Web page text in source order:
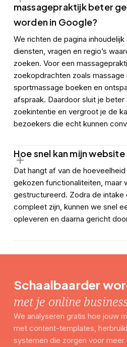
massagepraktijk beter
worden in Google?
We richten de pagina
diensten, vragen en regio’s
zoeken. Voor een
zoekopdrachten zoals massage
sportmassage boeken en
afspraak. Daardoor sluit je beter
zoekintentie en vergroot je de
bezoekers die echt kunnen
Hoe snel kan mijn
Dat hangt af van de
gekozen functionaliteiten, maar
gestructureerd. Zodra de intake
compleet zijn, kunnen we snel
opleveren en daarna gericht
Schaalbaarder
met je online
We analyseren gratis hoe jouw
met content-templates,
systemen die zorgen voor meer